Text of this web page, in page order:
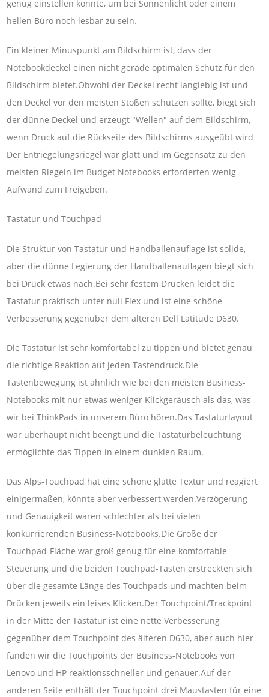
genug einstellen konnte, um bei Sonnenlicht oder einem
hellen Büro noch lesbar zu sein.
Ein kleiner Minuspunkt am Bildschirm ist, dass der
Notebookdeckel einen nicht gerade optimalen Schutz für den
Bildschirm bietet.Obwohl der Deckel recht langlebig ist und
den Deckel vor den meisten Stößen schützen sollte, biegt sich
der dünne Deckel und erzeugt "Wellen" auf dem Bildschirm,
wenn Druck auf die Rückseite des Bildschirms ausgeübt wird
Der Entriegelungsriegel war glatt und im Gegensatz zu den
meisten Riegeln im Budget Notebooks erforderten wenig
Aufwand zum Freigeben.
Tastatur und Touchpad
Die Struktur von Tastatur und Handballenauflage ist solide,
aber die dünne Legierung der Handballenauflagen biegt sich
bei Druck etwas nach.Bei sehr festem Drücken leidet die
Tastatur praktisch unter null Flex und ist eine schöne
Verbesserung gegenüber dem älteren Dell Latitude D630.
Die Tastatur ist sehr komfortabel zu tippen und bietet genau
die richtige Reaktion auf jeden Tastendruck.Die
Tastenbewegung ist ähnlich wie bei den meisten Business-
Notebooks mit nur etwas weniger Klickgeräusch als das, was
wir bei ThinkPads in unserem Büro hören.Das Tastaturlayout
war überhaupt nicht beengt und die Tastaturbeleuchtung
ermöglichte das Tippen in einem dunklen Raum.
Das Alps-Touchpad hat eine schöne glatte Textur und reagiert
einigermaßen, könnte aber verbessert werden.Verzögerung
und Genauigkeit waren schlechter als bei vielen
konkurrierenden Business-Notebooks.Die Größe der
Touchpad-Fläche war groß genug für eine komfortable
Steuerung und die beiden Touchpad-Tasten erstreckten sich
über die gesamte Länge des Touchpads und machten beim
Drücken jeweils ein leises Klicken.Der Touchpoint/Trackpoint
in der Mitte der Tastatur ist eine nette Verbesserung
gegenüber dem Touchpoint des älteren D630, aber auch hier
fanden wir die Touchpoints der Business-Notebooks von
Lenovo und HP reaktionsschneller und genauer.Auf der
anderen Seite enthält der Touchpoint drei Maustasten für eine